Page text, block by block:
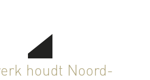
houdt Noord-